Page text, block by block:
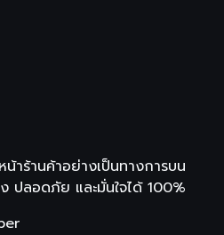
าร้านค้าอย่างเป็นทางการบน
ปลอดภัย และมั่นใจได้ 100%